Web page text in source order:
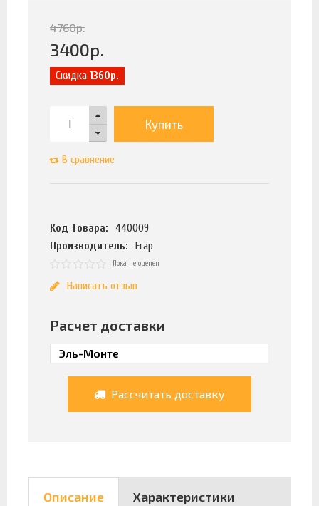
4760р.
3400р.
Скидка 1360р.
Купить
В сравнение
Код Товара:
440009
Производитель:
Frap
Пока не оценен
Написать отзыв
Расчет доставки
Рассчитать доставку
Описание Характеристики